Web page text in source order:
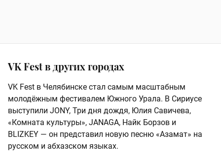
VK Fest в других городах
VK Fest в Челябинске стал самым масштабным
молодёжным фестивалем Южного Урала. В Сириусе
выступили JONY, Три дня дождя, Юлия Савичева,
«Комната культуры», JANAGA, Найк Борзов и
BLIZKEY — он представил новую песню «Азамат» на
русском и абхазском языках.